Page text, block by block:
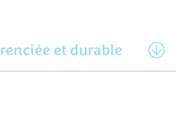
et durable